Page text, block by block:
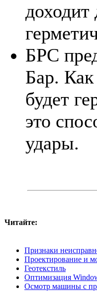
БРС
Бар.
будет
это
удары.
Читайте:
Признаки
Проектирование и
Геотекстиль
Оптимизация
Осмотр машины с